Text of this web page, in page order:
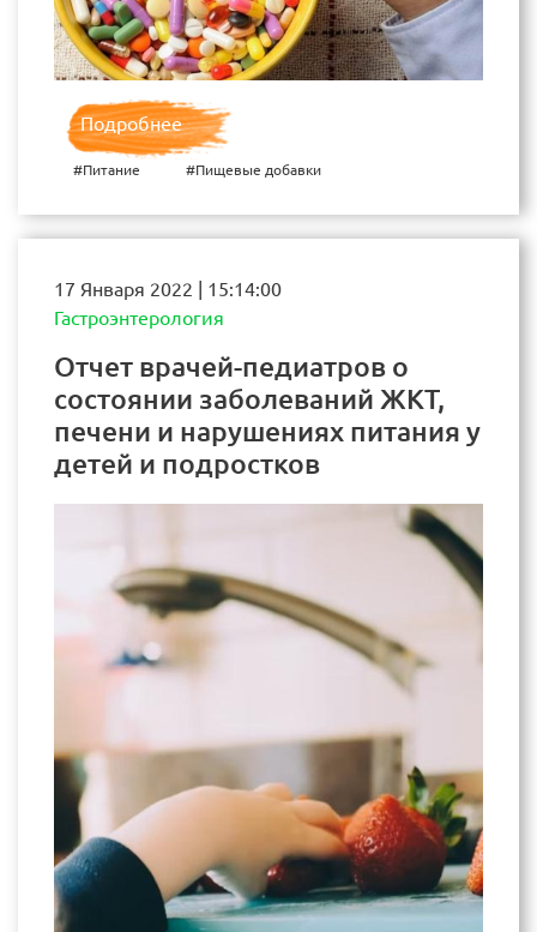
Подробнее
#Питание #Пищевые добавки
17 Января 2022 | 15:14:00
Гастроэнтерология
Отчет врачей-педиатров о
состоянии заболеваний ЖКТ,
печени и нарушениях питания у
детей и подростков